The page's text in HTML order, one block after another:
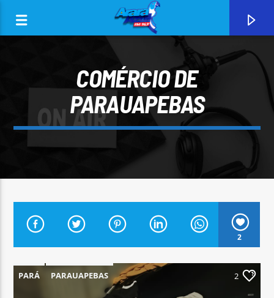
CURRENT TRACK
ARARA AZUL FM 96,9
COMÉRCIO DE
PARAUAPEBAS
2
PARÁ PARAUAPEBAS 2